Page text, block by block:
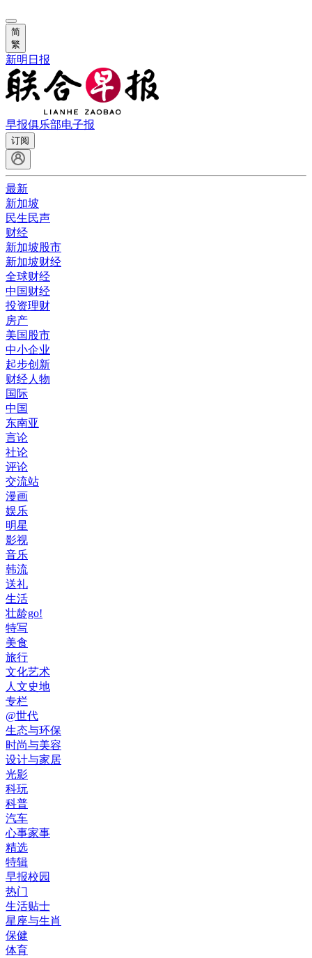
简
繁
新明日报
早报俱乐部电子报
订阅
最新
新加坡
民生民声
财经
新加坡股市
新加坡财经
全球财经
中国财经
投资理财
房产
美国股市
中小企业
起步创新
财经人物
国际
中国
东南亚
言论
社论
评论
交流站
漫画
娱乐
明星
影视
音乐
韩流
送礼
生活
壮龄go!
特写
美食
旅行
文化艺术
人文史地
专栏
@世代
生态与环保
时尚与美容
设计与家居
光影
科玩
科普
汽车
心事家事
精选
特辑
早报校园
热门
生活贴士
星座与生肖
保健
体育